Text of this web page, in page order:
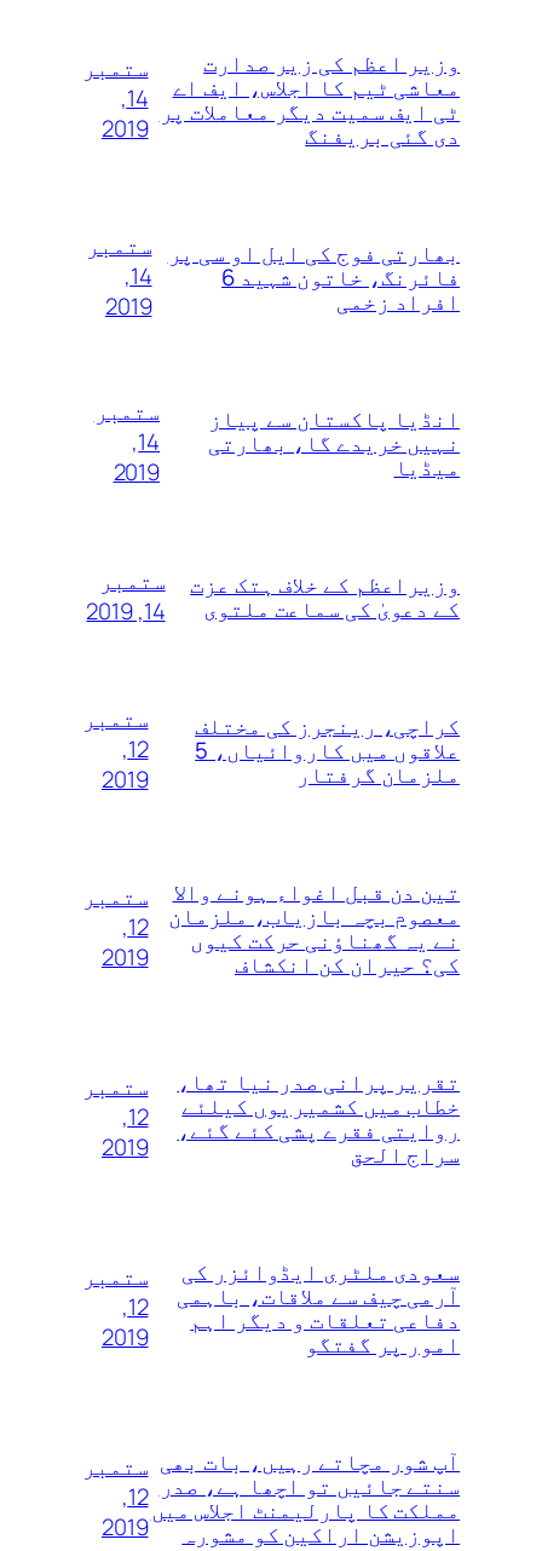
وزیر اعظم کی زیر صدارت
معاشی ٹیم کا اجلاس، ایف اے
ٹی ایف سمیت دیگر معاملات پر
دی گئی بریفنگ
ستمبر
14,
2019
بھارتی فوج کی ایل او سی پر
فائرنگ، خاتون شہید 6
افراد زخمی
ستمبر
14,
2019
انڈیا پاکستان سے پیاز
نہیں خریدے گا، بھارتی
میڈیا
ستمبر
14,
2019
وزیراعظم کے خلاف ہتک عزت
کے دعویٰ کی سماعت ملتوی
ستمبر
14, 2019
کراچی، رینجرز کی مختلف
علاقوں میں کاروائیاں، 5
ملزمان گرفتار
ستمبر
12,
2019
تین دن قبل اغواء ہونے والا
معصوم بچہ بازیاب، ملزمان
نے یہ گھناؤنی حرکت کیوں
کی؟ حیران کن انکشاف
ستمبر
12,
2019
تقریر پرانی صدر نیا تھا،
خطاب میں کشمیریوں کیلئے
روایتی فقرے پشی کئے گئے،
سراج الحق
ستمبر
12,
2019
سعودی ملٹری ایڈوائزر کی
آرمی چیف سے ملاقات، باہمی
دفاعی تعلقات و دیگر اہم
امور پر گفتگو
ستمبر
12,
2019
آپ شور مچاتے رہیں، بات بھی
سنتے جائیں تو اچھا ہے، صدر
مملکت کا پارلیمنٹ اجلاس میں
اپوزیشن اراکین کو مشورہ
ستمبر
12,
2019